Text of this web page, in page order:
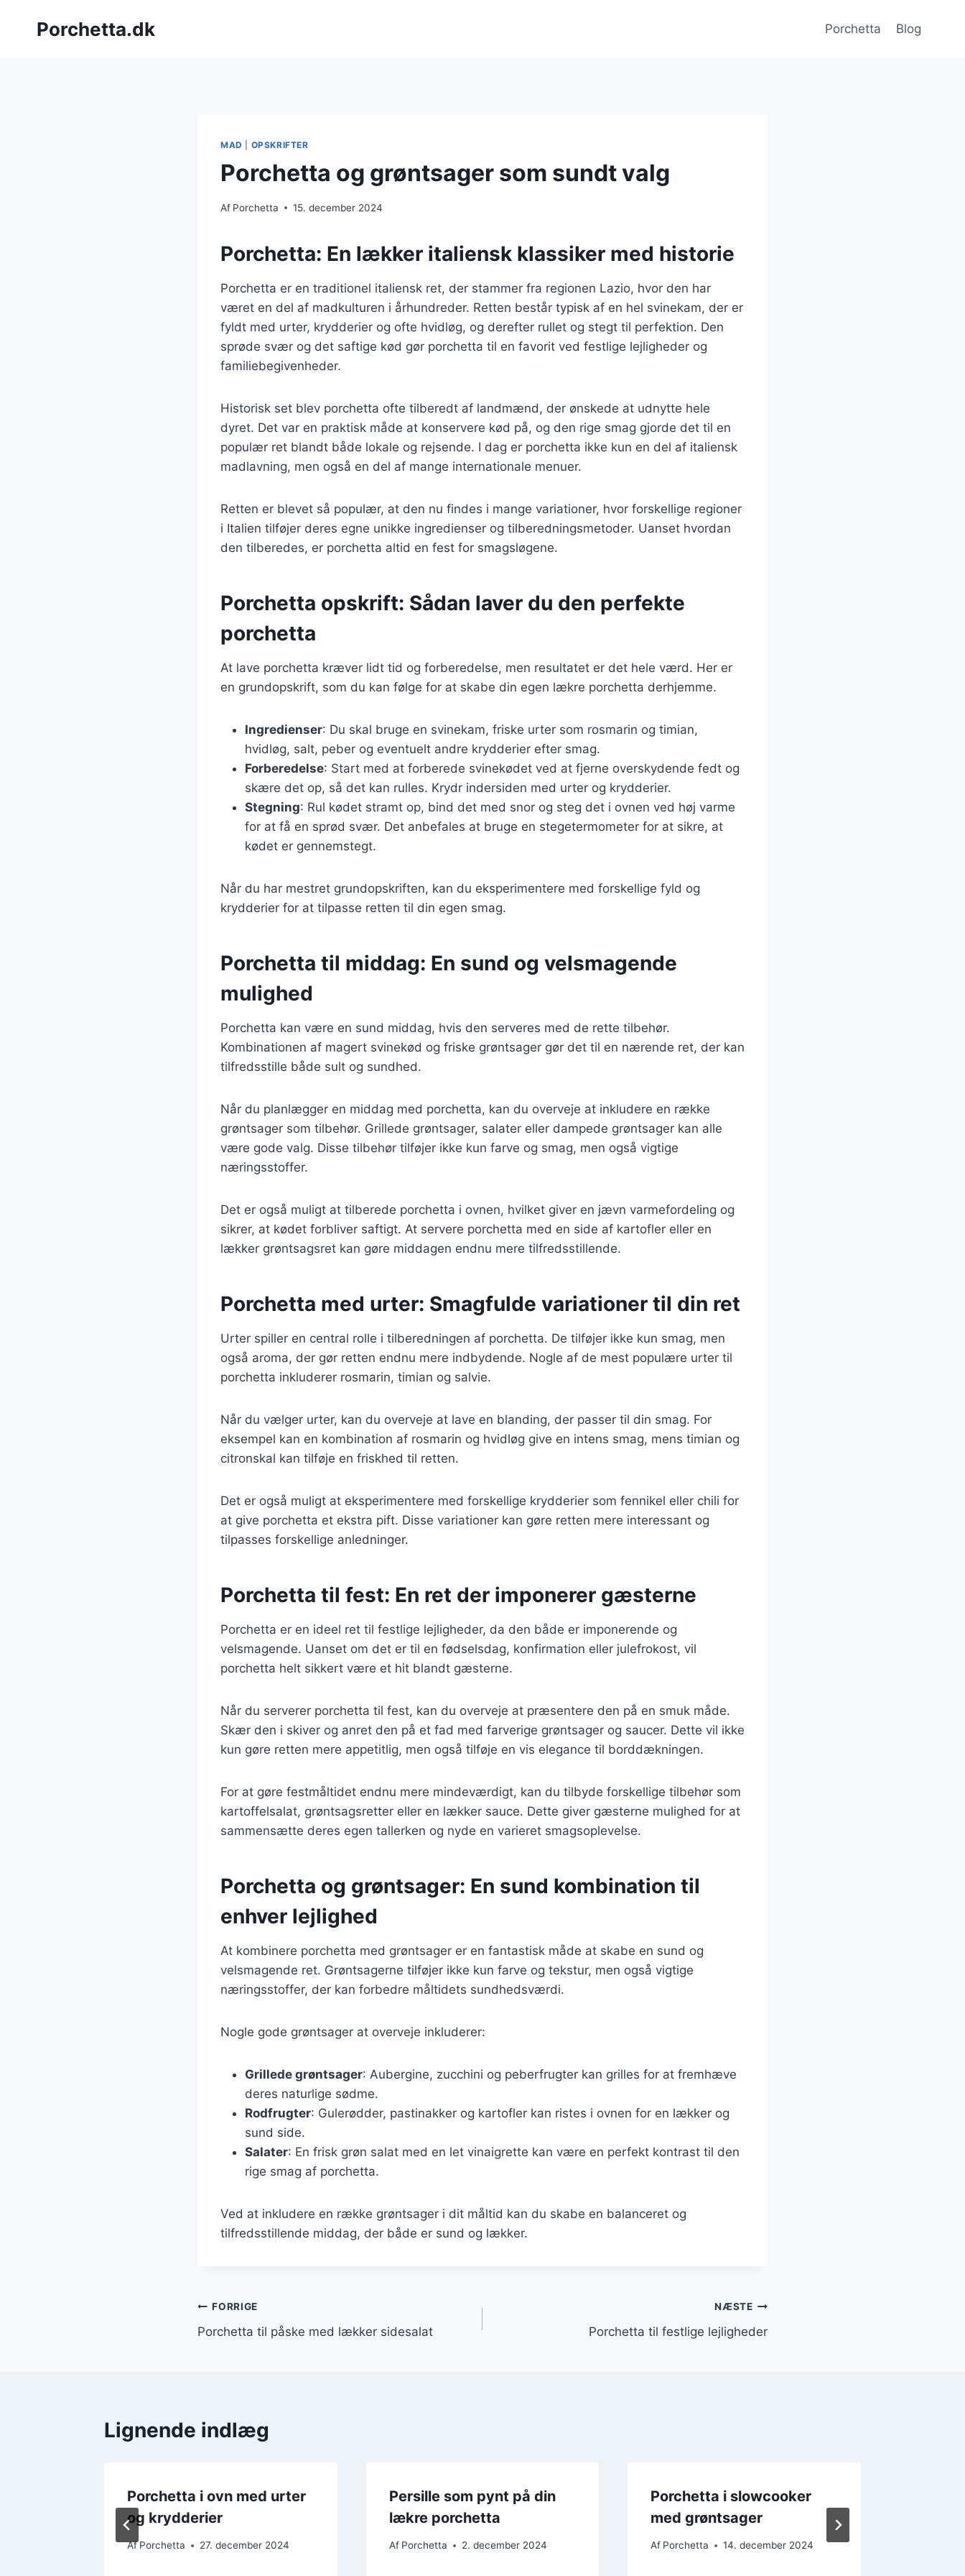
Porchetta.dk Porchetta Blog
MAD OPSKRIFTER
Porchetta og grøntsager som sundt valg
Af Porchetta 15. december 2024
Porchetta: En lækker italiensk klassiker med historie
Porchetta er en traditionel italiensk ret, der stammer fra regionen Lazio, hvor den har
været en del af madkulturen i århundreder. Retten består typisk af en hel svinekam, der er
fyldt med urter, krydderier og ofte hvidløg, og derefter rullet og stegt til perfektion. Den
sprøde svær og det saftige kød gør porchetta til en favorit ved festlige lejligheder og
familiebegivenheder.
Historisk set blev porchetta ofte tilberedt af landmænd, der ønskede at udnytte hele
dyret. Det var en praktisk måde at konservere kød på, og den rige smag gjorde det til en
populær ret blandt både lokale og rejsende. I dag er porchetta ikke kun en del af italiensk
madlavning, men også en del af mange internationale menuer.
Retten er blevet så populær, at den nu findes i mange variationer, hvor forskellige regioner
i Italien tilføjer deres egne unikke ingredienser og tilberedningsmetoder. Uanset hvordan
den tilberedes, er porchetta altid en fest for smagsløgene.
Porchetta opskrift: Sådan laver du den perfekte
porchetta
At lave porchetta kræver lidt tid og forberedelse, men resultatet er det hele værd. Her er
en grundopskrift, som du kan følge for at skabe din egen lækre porchetta derhjemme.
Ingredienser: Du skal bruge en svinekam, friske urter som rosmarin og timian,
hvidløg, salt, peber og eventuelt andre krydderier efter smag.
Forberedelse: Start med at forberede svinekødet ved at fjerne overskydende fedt og
skære det op, så det kan rulles. Krydr indersiden med urter og krydderier.
Stegning: Rul kødet stramt op, bind det med snor og steg det i ovnen ved høj varme
for at få en sprød svær. Det anbefales at bruge en stegetermometer for at sikre, at
kødet er gennemstegt.
Når du har mestret grundopskriften, kan du eksperimentere med forskellige fyld og
krydderier for at tilpasse retten til din egen smag.
Porchetta til middag: En sund og velsmagende
mulighed
Porchetta kan være en sund middag, hvis den serveres med de rette tilbehør.
Kombinationen af magert svinekød og friske grøntsager gør det til en nærende ret, der kan
tilfredsstille både sult og sundhed.
Når du planlægger en middag med porchetta, kan du overveje at inkludere en række
grøntsager som tilbehør. Grillede grøntsager, salater eller dampede grøntsager kan alle
være gode valg. Disse tilbehør tilføjer ikke kun farve og smag, men også vigtige
næringsstoffer.
Det er også muligt at tilberede porchetta i ovnen, hvilket giver en jævn varmefordeling og
sikrer, at kødet forbliver saftigt. At servere porchetta med en side af kartofler eller en
lækker grøntsagsret kan gøre middagen endnu mere tilfredsstillende.
Porchetta med urter: Smagfulde variationer til din ret
Urter spiller en central rolle i tilberedningen af porchetta. De tilføjer ikke kun smag, men
også aroma, der gør retten endnu mere indbydende. Nogle af de mest populære urter til
porchetta inkluderer rosmarin, timian og salvie.
Når du vælger urter, kan du overveje at lave en blanding, der passer til din smag. For
eksempel kan en kombination af rosmarin og hvidløg give en intens smag, mens timian og
citronskal kan tilføje en friskhed til retten.
Det er også muligt at eksperimentere med forskellige krydderier som fennikel eller chili for
at give porchetta et ekstra pift. Disse variationer kan gøre retten mere interessant og
tilpasses forskellige anledninger.
Porchetta til fest: En ret der imponerer gæsterne
Porchetta er en ideel ret til festlige lejligheder, da den både er imponerende og
velsmagende. Uanset om det er til en fødselsdag, konfirmation eller julefrokost, vil
porchetta helt sikkert være et hit blandt gæsterne.
Når du serverer porchetta til fest, kan du overveje at præsentere den på en smuk måde.
Skær den i skiver og anret den på et fad med farverige grøntsager og saucer. Dette vil ikke
kun gøre retten mere appetitlig, men også tilføje en vis elegance til borddækningen.
For at gøre festmåltidet endnu mere mindeværdigt, kan du tilbyde forskellige tilbehør som
kartoffelsalat, grøntsagsretter eller en lækker sauce. Dette giver gæsterne mulighed for at
sammensætte deres egen tallerken og nyde en varieret smagsoplevelse.
Porchetta og grøntsager: En sund kombination til
enhver lejlighed
At kombinere porchetta med grøntsager er en fantastisk måde at skabe en sund og
velsmagende ret. Grøntsagerne tilføjer ikke kun farve og tekstur, men også vigtige
næringsstoffer, der kan forbedre måltidets sundhedsværdi.
Nogle gode grøntsager at overveje inkluderer:
Grillede grøntsager: Aubergine, zucchini og peberfrugter kan grilles for at fremhæve
deres naturlige sødme.
Rodfrugter: Gulerødder, pastinakker og kartofler kan ristes i ovnen for en lækker og
sund side.
Salater: En frisk grøn salat med en let vinaigrette kan være en perfekt kontrast til den
rige smag af porchetta.
Ved at inkludere en række grøntsager i dit måltid kan du skabe en balanceret og
tilfredsstillende middag, der både er sund og lækker.
Indlægsnavigation
FORRIGE
Porchetta til påske med lækker sidesalat
NÆSTE
Porchetta til festlige lejligheder
Lignende indlæg
Porchetta i ovn med urter
og krydderier
Af Porchetta 27. december 2024
Persille som pynt på din
lækre porchetta
Af Porchetta 2. december 2024
Porchetta i slowcooker
med grøntsager
Af Porchetta 14. december 2024